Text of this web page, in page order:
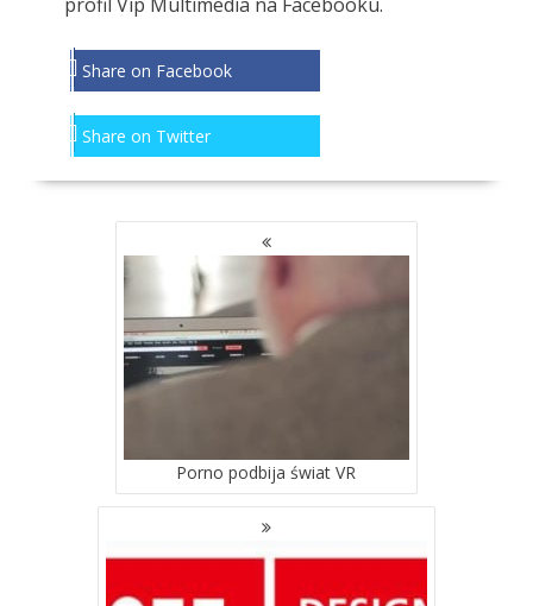
Share on Facebook
Share on Twitter
NAWIGACJA
Porno podbija świat VR